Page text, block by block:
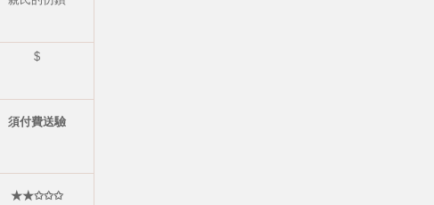
$
須付費送驗
★★✩✩✩